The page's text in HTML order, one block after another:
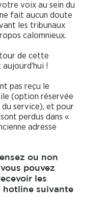
voix au sein du
fait aucun doute
les tribunaux
calomnieux.
de cette
!
pas reçu le
(option réservée
du service), et pour
perdus dans «
adresse
ou non
pouvez
les
hotline suivante